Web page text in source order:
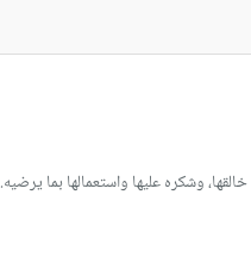
وشكره عليها واستعمالها بما يرضيه.